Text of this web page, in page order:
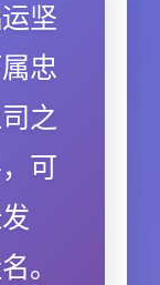
坚
忠
之
可
。